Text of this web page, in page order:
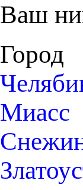
Ваш
Город
Миасс